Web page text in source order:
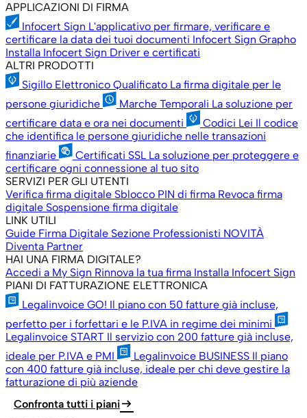
APPLICAZIONI DI FIRMA
Infocert Sign L'applicativo per firmare, verificare e
certificare la data dei tuoi documenti Infocert Sign Grapho
Installa Infocert Sign Driver e certificati
ALTRI PRODOTTI
Sigillo Elettronico Qualificato La firma digitale per le
persone giuridiche
Marche Temporali La soluzione per
certificare data e ora nei documenti
Codici Lei Il codice
che identifica le persone giuridiche nelle transazioni
finanziarie
Certificati SSL La soluzione per proteggere e
certificare ogni connessione al tuo sito
SERVIZI PER GLI UTENTI
Verifica firma digitale Sblocco PIN di firma Revoca firma
digitale Sospensione firma digitale
LINK UTILI
Guide Firma Digitale Sezione Professionisti NOVITÀ
Diventa Partner
HAI UNA FIRMA DIGITALE?
Accedi a My Sign Rinnova la tua firma Installa Infocert Sign
PIANI DI FATTURAZIONE ELETTRONICA
Legalinvoice GO! Il piano con 50 fatture già incluse,
perfetto per i forfettari e le P.IVA in regime dei minimi
Legalinvoice START Il servizio con 200 fatture già incluse,
ideale per P.IVA e PMI
Legalinvoice BUSINESS Il piano
con 400 fatture già incluse, ideale per chi deve gestire la
fatturazione di più aziende
Confronta tutti i pianiarrow_right_alt